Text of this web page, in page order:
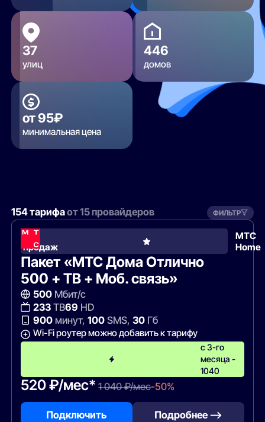
37
улиц
446
домов
от 95₽
минимальная цена
154 тарифаот 15 провайдеров ФИЛЬТР
Хит
продаж
МТС
Home
Пакет «МТС Дома Отлично
500 + ТВ + Моб. связь»
500Мбит/с
233ТВ69 HD
900минут, 100SMS, 30Гб
Wi-Fi роутер можно добавить к тарифу
с 3-го
месяца -
1040
520 ₽/мес* 1 040 ₽/мес-50%
Подключить Подробнее —>